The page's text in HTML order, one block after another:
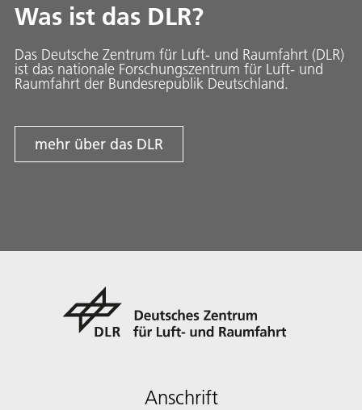
Was ist das DLR?
Das Deutsche Zentrum für Luft- und Raumfahrt (DLR)
ist das nationale Forschungszentrum für Luft- und
Raumfahrt der Bundesrepublik Deutschland.
mehr über das DLR
Anschrift